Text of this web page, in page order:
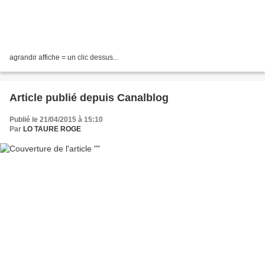
agrandir affiche = un clic dessus...
Article publié depuis Canalblog
Publié le 21/04/2015 à 15:10
Par LO TAURE ROGE